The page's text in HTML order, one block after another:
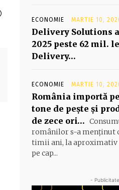
ECONOMIE MARTIE 10,
Delivery Solutions
2025 peste 62 mil.
Delivery…
ECONOMIE MARTIE 10,
România importă
tone de peşte şi
de zece ori…
ro­mâ­nilor s-a menţinut
timii ani, la aproximativ
pe cap...
-